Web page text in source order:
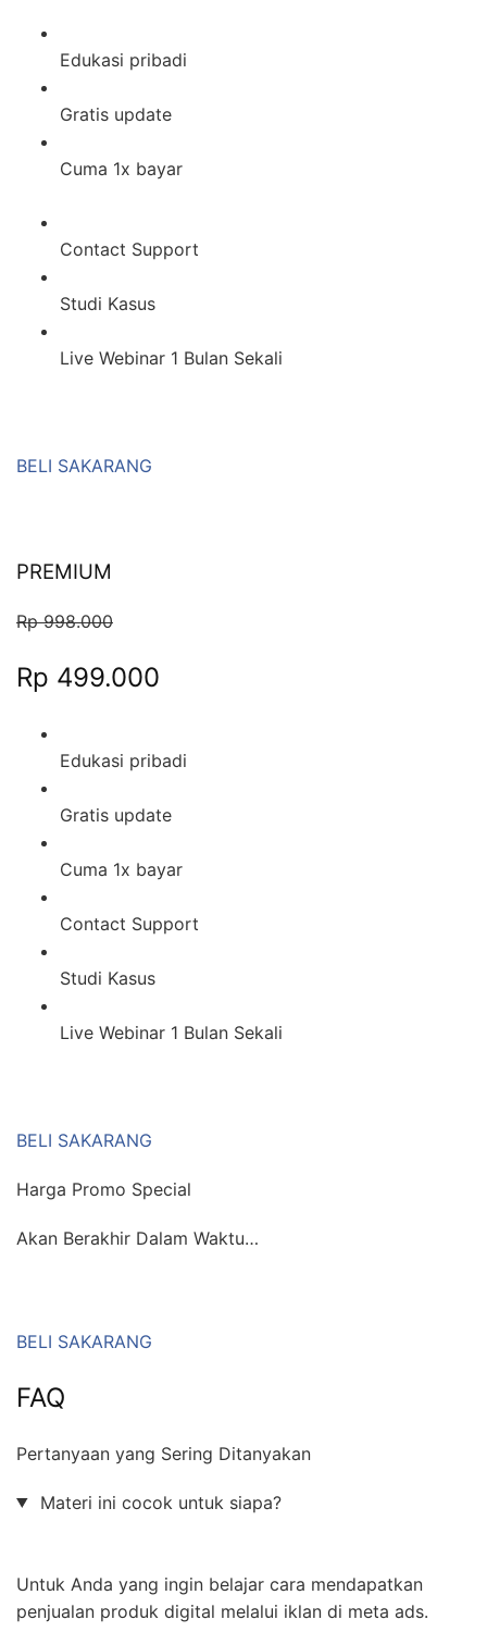
Edukasi pribadi
Gratis update
Cuma 1x bayar
Contact Support
Studi Kasus
Live Webinar 1 Bulan Sekali
BELI SAKARANG
PREMIUM
Rp 998.000
Rp 499.000
Edukasi pribadi
Gratis update
Cuma 1x bayar
Contact Support
Studi Kasus
Live Webinar 1 Bulan Sekali
BELI SAKARANG
Harga Promo Special
Akan Berakhir Dalam Waktu…
BELI SAKARANG
FAQ
Pertanyaan yang Sering Ditanyakan
Materi ini cocok untuk siapa?
Untuk Anda yang ingin belajar cara mendapatkan
penjualan produk digital melalui iklan di meta ads.